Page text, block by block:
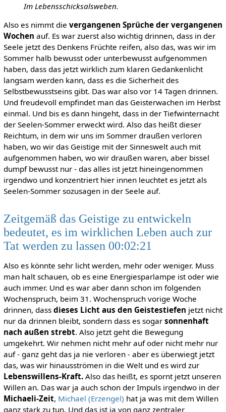
Im Lebensschicksalsweben.
Also es nimmt die vergangenen Sprüche der vergangenen
Wochen auf. Es war zuerst also wichtig drinnen, dass in der
Seele jetzt des Denkens Früchte reifen, also das, was wir im
Sommer halb bewusst oder unterbewusst aufgenommen
haben, dass das jetzt wirklich zum klaren Gedankenlicht
langsam werden kann, dass es die Sicherheit des
Selbstbewusstseins gibt. Das war also vor 14 Tagen drinnen.
Und freudevoll empfindet man das Geisterwachen im Herbst
einmal. Und bis es dann hingeht, dass in der Tiefwinternacht
der Seelen-Sommer erweckt wird. Also das heißt dieser
Reichtum, in dem wir uns im Sommer draußen verloren
haben, wo wir das Geistige mit der Sinneswelt auch mit
aufgenommen haben, wo wir draußen waren, aber bissel
dumpf bewusst nur - das alles ist jetzt hineingenommen
irgendwo und konzentriert hier innen leuchtet es jetzt als
Seelen-Sommer sozusagen in der Seele auf.
Zeitgemäß das Geistige zu entwickeln
bedeutet, es im wirklichen Leben auch zur
Tat werden zu lassen 00:02:21
Also es könnte sehr licht werden, mehr oder weniger. Muss
man halt schauen, ob es eine Energiesparlampe ist oder wie
auch immer. Und es war aber dann schon im folgenden
Wochenspruch, beim 31. Wochenspruch vorige Woche
drinnen, dass dieses Licht aus den Geistestiefen jetzt nicht
nur da drinnen bleibt, sondern dass es sogar sonnenhaft
nach außen strebt. Also jetzt geht die Bewegung
umgekehrt. Wir nehmen nicht mehr auf oder nicht mehr nur
auf - ganz geht das ja nie verloren - aber es überwiegt jetzt
das, was wir hinausströmen in die Welt und es wird zur
Lebenswillens-Kraft.Also das heißt, es spornt jetzt unseren
Willen an. Das war ja auch schon der Impuls irgendwo in der
Michaeli-Zeit, Michael (Erzengel) hat ja was mit dem Willen
ganz stark zu tun. Und das ist ja von ganz zentraler